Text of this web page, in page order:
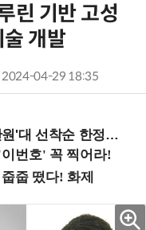
린 기반 고성
개발
2024-04-29 18:35
선착순 한정판매!